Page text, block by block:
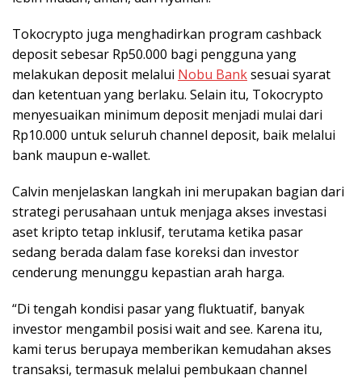
Tokocrypto juga menghadirkan program cashback
deposit sebesar Rp50.000 bagi pengguna yang
melakukan deposit melalui Nobu Banksesuai syarat
dan ketentuan yang berlaku. Selain itu, Tokocrypto
menyesuaikan minimum deposit menjadi mulai dari
Rp10.000 untuk seluruh channel deposit, baik melalui
bank maupun e-wallet.
Calvin menjelaskan langkah ini merupakan bagian dari
strategi perusahaan untuk menjaga akses investasi
aset kripto tetap inklusif, terutama ketika pasar
sedang berada dalam fase koreksi dan investor
cenderung menunggu kepastian arah harga.
“Di tengah kondisi pasar yang fluktuatif, banyak
investor mengambil posisi wait and see. Karena itu,
kami terus berupaya memberikan kemudahan akses
transaksi, termasuk melalui pembukaan channel